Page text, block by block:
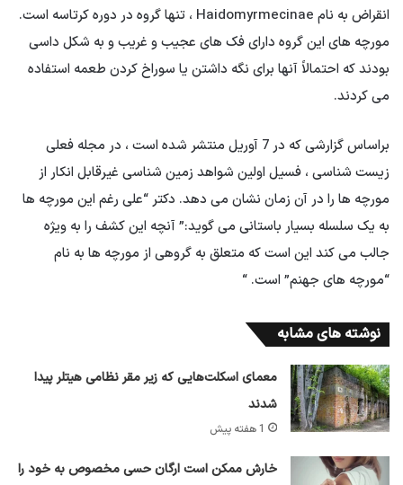
انقراض به نام Haidomyrmecinae ، تنها گروه در دوره کرتاسه است.
مورچه های این گروه دارای فک های عجیب و غریب و به شکل داسی
بودند که احتمالاً آنها برای نگه داشتن یا سوراخ کردن طعمه استفاده
می کردند.
براساس گزارشی که در 7 آوریل منتشر شده است ، در مجله فعلی
زیست شناسی ، فسیل اولین شواهد زمین شناسی غیرقابل انکار از
مورچه ها را در آن زمان نشان می دهد. دکتر “علی رغم این مورچه ها
به یک سلسله بسیار باستانی می گوید:” آنچه این کشف را به ویژه
جالب می کند این است که متعلق به گروهی از مورچه ها به نام
“مورچه های جهنم” است. “
نوشته های مشابه
معمای اسکلت‌هایی که زیر مقر نظامی هیتلر پیدا
شدند
1 هفته پیش
خارش ممکن است ارگان حسی مخصوص به خود را